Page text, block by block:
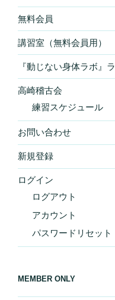
無料会員
講習室（無料会員用）
『動じない身体ラボ』
高崎稽古会
練習スケジュール
お問い合わせ
新規登録
ログイン
ログアウト
アカウント
パスワードリセット
MEMBER ONLY